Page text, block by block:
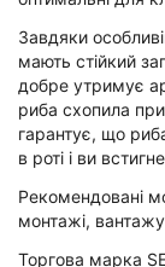
Завдяки
мають стійкий
добре утримує
риба схопила
гарантує, що
в роті і ви
Рекомендовані
монтажі,
Торгова марка